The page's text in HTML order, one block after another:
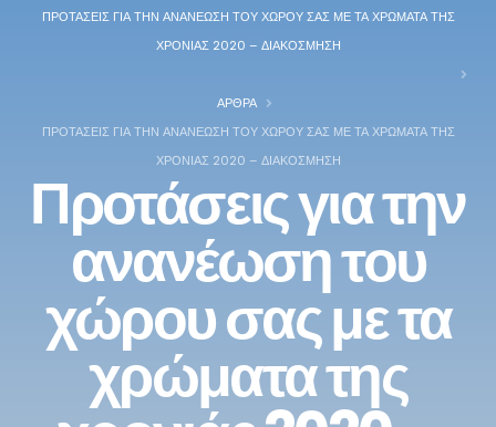
ΠΡΟΤΆΣΕΙΣ ΓΙΑ ΤΗΝ ΑΝΑΝΈΩΣΗ ΤΟΥ ΧΏΡΟΥ ΣΑΣ ΜΕ ΤΑ ΧΡΏΜΑΤΑ ΤΗΣ
ΧΡΟΝΙΆΣ 2020 – ΔΙΑΚΌΣΜΗΣΗ
ΆΡΘΡΑ
ΠΡΟΤΆΣΕΙΣ ΓΙΑ ΤΗΝ ΑΝΑΝΈΩΣΗ ΤΟΥ ΧΏΡΟΥ ΣΑΣ ΜΕ ΤΑ ΧΡΏΜΑΤΑ ΤΗΣ
ΧΡΟΝΙΆΣ 2020 – ΔΙΑΚΌΣΜΗΣΗ
Προτάσεις για την
ανανέωση του
χώρου σας με τα
χρώματα της